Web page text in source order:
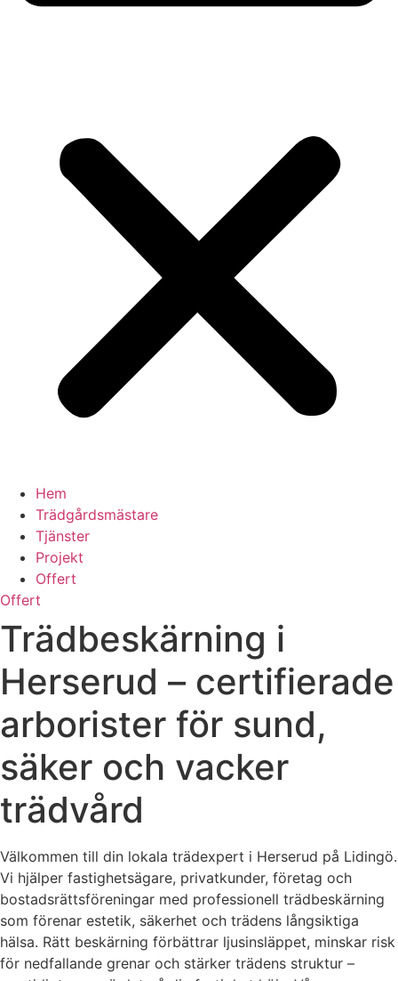
Hem
Trädgårdsmästare
Tjänster
Projekt
Offert
Offert
Trädbeskärning i
Herserud – certifierade
arborister för sund,
säker och vacker
trädvård
Välkommen till din lokala trädexpert i Herserud på Lidingö.
Vi hjälper fastighetsägare, privatkunder, företag och
bostadsrättsföreningar med professionell trädbeskärning
som förenar estetik, säkerhet och trädens långsiktiga
hälsa. Rätt beskärning förbättrar ljusinsläppet, minskar risk
för nedfallande grenar och stärker trädens struktur –